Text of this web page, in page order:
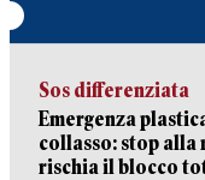
Sos differenziata
Emergenza
collasso: stop alla
rischia il blocco